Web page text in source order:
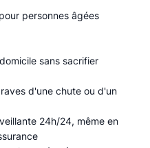
personnes âgées
sans sacrifier
d'une chute ou d'un
24h/24, même en